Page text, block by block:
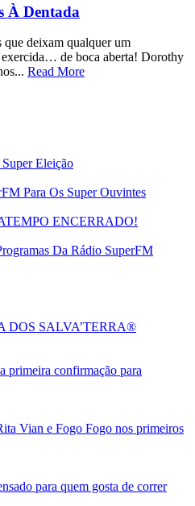
À Dentada
que deixam qualquer um
exercida… de boca aberta! Dorothy
Read More
Eleição
Para Os Super Ouvintes
ENCERRADO!
Da Rádio SuperFM
DOS SALVA’TERRA®
primeira confirmação para
Vian e Fogo Fogo nos primeiros
para quem gosta de correr